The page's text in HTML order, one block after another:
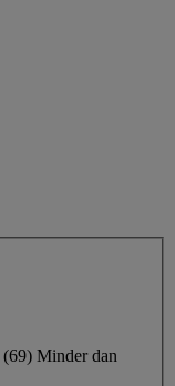
(69) Minder dan